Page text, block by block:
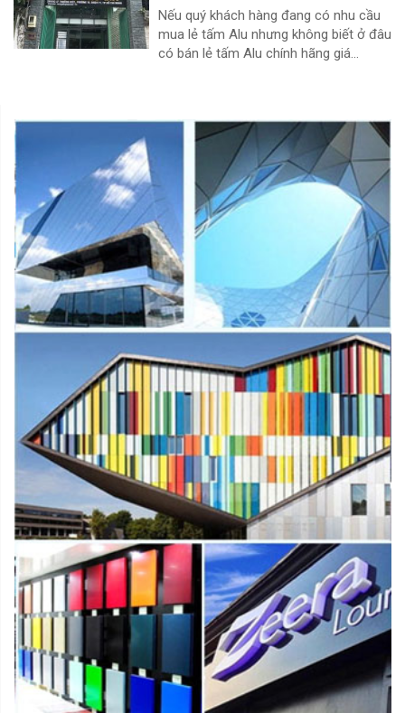
Nếu quý khách hàng đang có nhu cầu
mua lẻ tấm Alu nhưng không biết ở đâu
có bán lẻ tấm Alu chính hãng giá...